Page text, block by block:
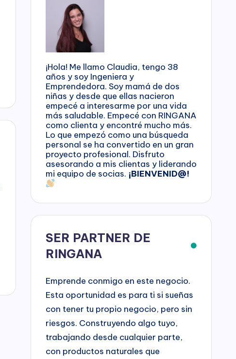
¡Hola! Me llamo Claudia, tengo 38
años y soy Ingeniera y
Emprendedora. Soy mamá de dos
niñas y desde que ellas nacieron
empecé a interesarme por una vida
más saludable. Empecé con RINGANA
como clienta y encontré mucho más.
Lo que empezó como una búsqueda
personal se ha convertido en un gran
proyecto profesional. Disfruto
asesorando a mis clientas y liderando
mi equipo de socias. ¡BIENVENID@!
SER PARTNER DE
RINGANA
Emprende conmigo en este negocio.
Esta oportunidad es para ti si sueñas
con tener tu propio negocio, pero sin
riesgos. Construyendo algo tuyo,
trabajando desde cualquier parte,
con productos naturales que